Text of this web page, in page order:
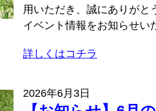
用いただき、誠にありがと
イベント情報をお知ら
詳しくはコチラ
2026年6月3日